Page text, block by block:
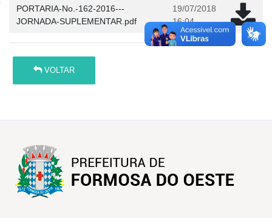
PORTARIA-No.-162-2016---
JORNADA-SUPLEMENTAR.pdf
19/07/2018
16:04
VOLTAR